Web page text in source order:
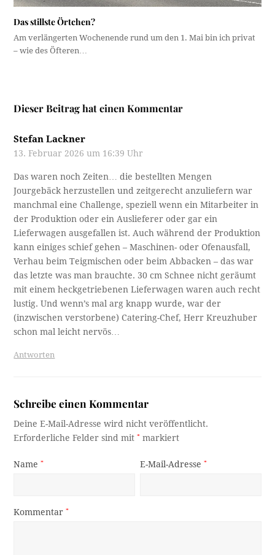
Das stillste Örtchen?
Am verlängerten Wochenende rund um den 1. Mai bin ich privat
– wie des Öfteren…
Dieser Beitrag hat einen Kommentar
Stefan Lackner
13. Februar 2026 um 16:39 Uhr
Das waren noch Zeiten… die bestellten Mengen
Jourgebäck herzustellen und zeitgerecht anzuliefern war
manchmal eine Challenge, speziell wenn ein Mitarbeiter in
der Produktion oder ein Auslieferer oder gar ein
Lieferwagen ausgefallen ist. Auch während der Produktion
kann einiges schief gehen – Maschinen- oder Ofenausfall,
Verhau beim Teigmischen oder beim Abbacken – das war
das letzte was man brauchte. 30 cm Schnee nicht geräumt
mit einem heckgetriebenen Lieferwagen waren auch recht
lustig. Und wenn’s mal arg knapp wurde, war der
(inzwischen verstorbene) Catering-Chef, Herr Kreuzhuber
schon mal leicht nervös…
Antworten
Schreibe einen Kommentar
Deine E-Mail-Adresse wird nicht veröffentlicht.
Erforderliche Felder sind mit* markiert
Name* E-Mail-Adresse*
Kommentar*